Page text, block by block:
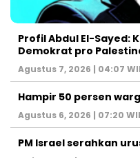
Profil Abdul El-Sayed:
Demokrat pro
Agustus 7, 2026 | 04:07
Hampir 50 persen
Agustus 6, 2026 | 07:20
PM Israel serahkan